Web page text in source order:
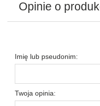
Opinie o
Imię lub pseudonim:
Twoja opinia: